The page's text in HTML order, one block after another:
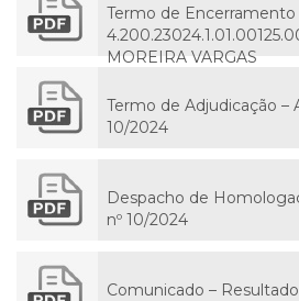
Termo de
MOREIRA VARGAS
Termo de Adjudicação –
10/2024
Despacho de
nº 10/2024
Comunicado –